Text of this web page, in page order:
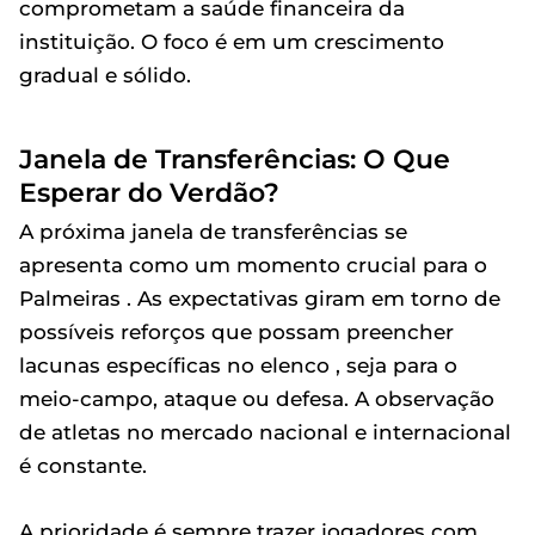
comprometam a saúde financeira da
instituição. O foco é em um crescimento
gradual e sólido.
Janela de Transferências: O Que
Esperar do Verdão?
A próxima janela de transferências se
apresenta como um momento crucial para o
Palmeiras . As expectativas giram em torno de
possíveis reforços que possam preencher
lacunas específicas no elenco , seja para o
meio-campo, ataque ou defesa. A observação
de atletas no mercado nacional e internacional
é constante.